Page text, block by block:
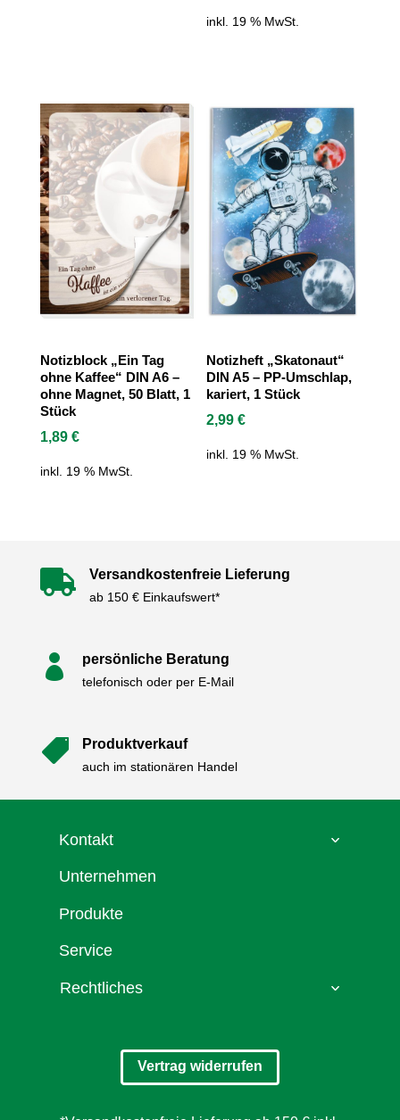
inkl. 19 % MwSt.
Notizblock „Ein Tag
ohne Kaffee“ DIN A6 –
ohne Magnet, 50 Blatt, 1
Stück
1,89 €
inkl. 19 % MwSt.
Notizheft „Skatonaut“
DIN A5 – PP-Umschlap,
kariert, 1 Stück
2,99€
inkl. 19 % MwSt.
 Versandkostenfreie Lieferung
ab 150 € Einkaufswert*
 persönliche Beratung
telefonisch oder per E-Mail
 Produktverkauf
auch im stationären Handel
Kontakt
Unternehmen
Produkte
Service
Rechtliches
Vertrag widerrufen